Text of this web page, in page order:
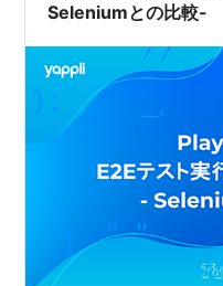
Seleniumとの比較-